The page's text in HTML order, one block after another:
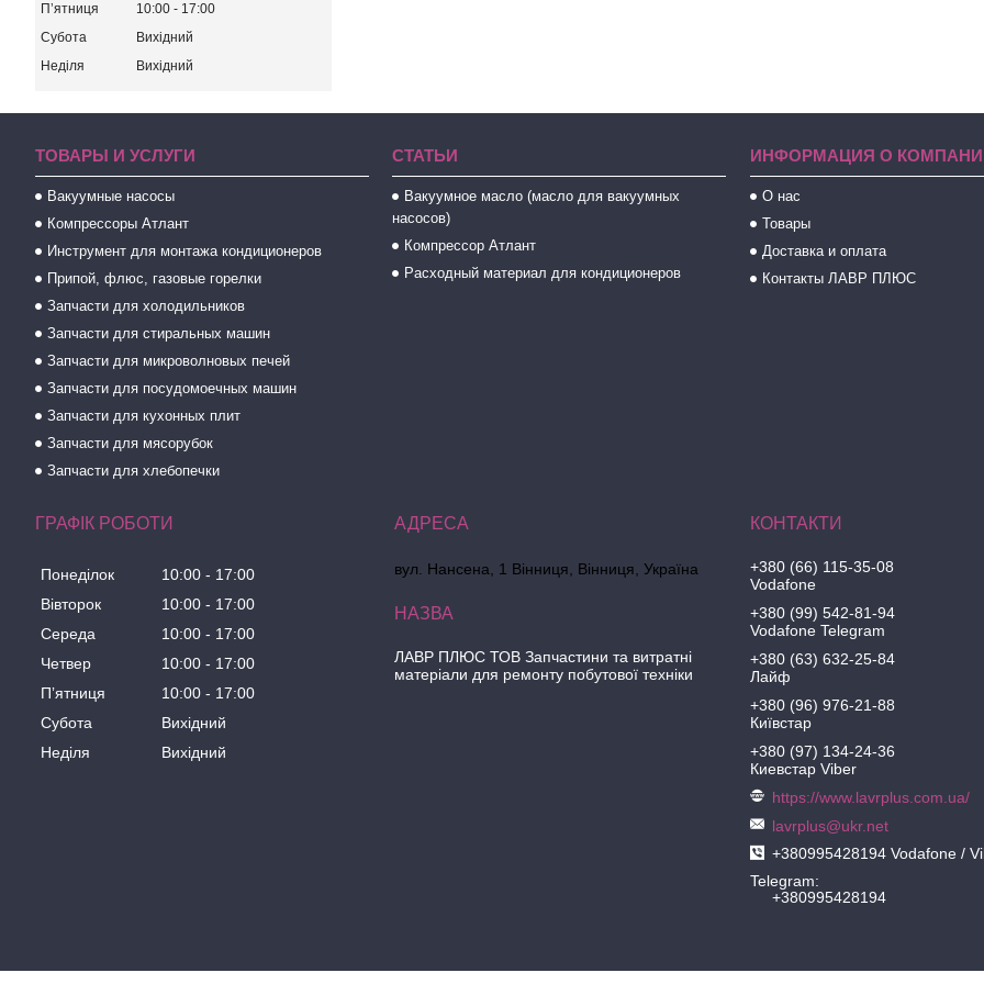
Пʼятниця 10:00
17:00
Субота
Вихідний
Неділя
Вихідний
ТОВАРЫ И УСЛУГИ
Вакуумные насосы
Компрессоры Атлант
Инструмент для монтажа кондиционеров
Припой, флюс, газовые горелки
Запчасти для холодильников
Запчасти для стиральных машин
Запчасти для микроволновых печей
Запчасти для посудомоечных машин
Запчасти для кухонных плит
Запчасти для мясорубок
Запчасти для хлебопечки
СТАТЬИ
Вакуумное масло (масло для вакуумных
насосов)
Компрессор Атлант
Расходный материал для кондиционеров
ИНФОРМАЦИЯ О
О нас
Товары
Доставка и оплата
Контакты ЛАВР ПЛЮС
ГРАФІК РОБОТИ
Понеділок 10:00
17:00
Вівторок
10:00
17:00
Середа
10:00
17:00
Четвер
10:00
17:00
Пʼятниця
10:00
17:00
Субота
Вихідний
Неділя
Вихідний
вул. Нансена, 1 Вінниця, Вінниця, Україна
ЛАВР ПЛЮС ТОВ Запчастини та витратні
матеріали для ремонту побутової техніки
+380 (66) 115-35-08
Vodafone
+380 (99) 542-81-94
Vodafone Telegram
+380 (63) 632-25-84
Лайф
+380 (96) 976-21-88
Київстар
+380 (97) 134-24-36
Киевстар Viber
https://www.lavrplus.com.ua/
lavrplus@ukr.net
+380995428194 Vodafone /
Telegram
+380995428194